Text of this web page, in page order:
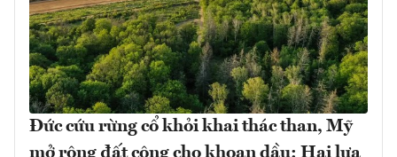
Đức cứu rừng cổ khỏi khai thác than, Mỹ